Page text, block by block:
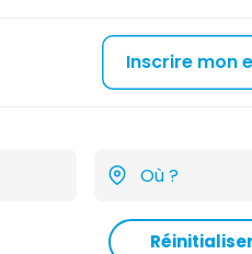
Inscrire mon
Réinitialiser